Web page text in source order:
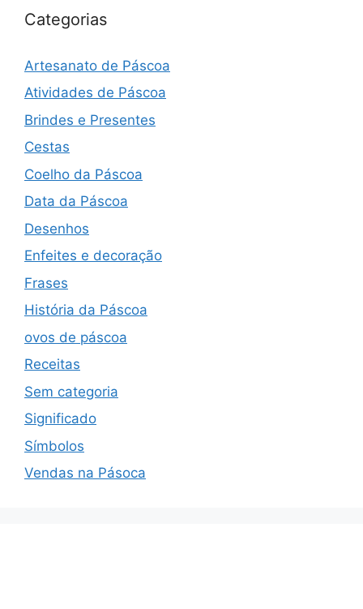
Categorias
Artesanato de Páscoa
Atividades de Páscoa
Brindes e Presentes
Cestas
Coelho da Páscoa
Data da Páscoa
Desenhos
Enfeites e decoração
Frases
História da Páscoa
ovos de páscoa
Receitas
Sem categoria
Significado
Símbolos
Vendas na Pásoca